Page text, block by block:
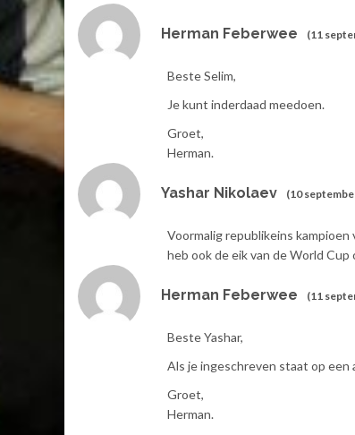
Herman Feberwee (11
Beste Selim,
Je kunt inderdaad meedoen.
Groet,
Herman.
Yashar Nikolaev (10
Voormalig republikeins
heb ook de eik van de World
Herman Feberwee (11
Beste Yashar,
Als je ingeschreven staat op een
Groet,
Herman.